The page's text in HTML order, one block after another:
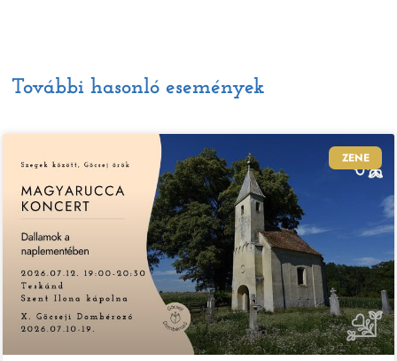
További hasonló események
ZENE